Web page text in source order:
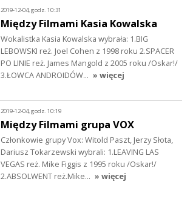
2019-12-04, godz. 10:31
Między Filmami Kasia Kowalska
Wokalistka Kasia Kowalska wybrała: 1.BIG
LEBOWSKI reż. Joel Cohen z 1998 roku 2.SPACER
PO LINIE reż. James Mangold z 2005 roku /Oskar!/
3.ŁOWCA ANDROIDÓW… » więcej
2019-12-04, godz. 10:19
Między Filmami grupa VOX
Członkowie grupy Vox: Witold Paszt, Jerzy Słota,
Dariusz Tokarzewski wybrali: 1.LEAVING LAS
VEGAS reż. Mike Figgis z 1995 roku /Oskar!/
2.ABSOLWENT reż.Mike… » więcej